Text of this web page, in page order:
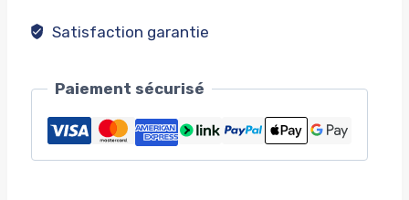
Satisfaction garantie
Paiement sécurisé